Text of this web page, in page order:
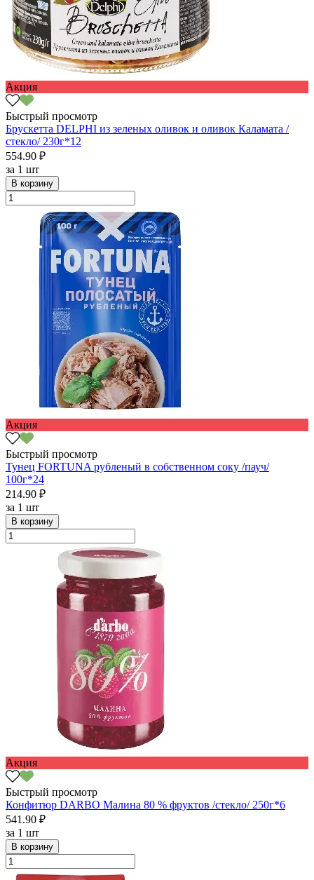
Акция
Быстрый просмотр
Брускетта DELPHI из зеленых оливок и оливок Каламата /
стекло/ 230г*12
554.90 ₽
за 1 шт
В корзину
Акция
Быстрый просмотр
Тунец FORTUNA рубленый в собственном соку /пауч/
100г*24
214.90 ₽
за 1 шт
В корзину
Акция
Быстрый просмотр
Конфитюр DARBO Малина 80 % фруктов /стекло/ 250г*6
541.90 ₽
за 1 шт
В корзину